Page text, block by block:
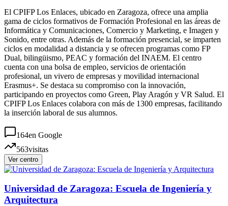
El CPIFP Los Enlaces, ubicado en Zaragoza, ofrece una amplia
gama de ciclos formativos de Formación Profesional en las áreas de
Informática y Comunicaciones, Comercio y Marketing, e Imagen y
Sonido, entre otras. Además de la formación presencial, se imparten
ciclos en modalidad a distancia y se ofrecen programas como FP
Dual, bilingüismo, PEAC y formación del INAEM. El centro
cuenta con una bolsa de empleo, servicios de orientación
profesional, un vivero de empresas y movilidad internacional
Erasmus+. Se destaca su compromiso con la innovación,
participando en proyectos como Green, Play Aragón y VR Salud. El
CPIFP Los Enlaces colabora con más de 1300 empresas, facilitando
la inserción laboral de sus alumnos.
164en Google
563visitas
Ver centro
Universidad de Zaragoza: Escuela de Ingeniería y
Arquitectura